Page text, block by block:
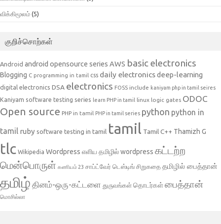
விக்கிமூலம் (5)
குறிச்சொற்கள்
Android android opensource series AWS basic electronics
Blogging C programming in tamil css daily electronicsdeep-learning
digital electronics DSA electronics FOSS include kaniyam php in tamil seires
Kaniyam software testing series learn PHP in tamil linux logic gates ODOC
Open source PHP in tamil PHP in tamil series python python in
tamil ruby software testing in tamil tamil Tamil C++ Thamizh G
tlc Wikipedia Wordpress எளிய தமிழில் wordpress கட்டற்ற
மென்பொருள் கணியம் 23 சாப்ட்வேர் டெஸ்டிங் சிறுகதை தமிழில் பைத்தான்
தமிழ் தினம்-ஒரு-கட்டளை துருவங்கள் தொடர்கள்பைத்தான்
மொசில்லா